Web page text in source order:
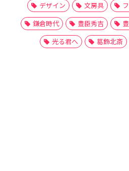
デザイン
文房具
鎌倉時代
豊臣秀吉
光る君へ
葛飾北斎